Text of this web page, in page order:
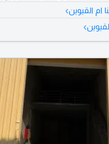
تناسب الأنشطة الصناعية
والتخزين بكفاءة موقع عملي
ام القيوين›
›